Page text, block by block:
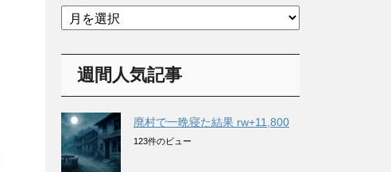
リ
ー
ア
ー
週間人気記事
廃村で一晩寝た結果 rw+11,800
123件のビュー